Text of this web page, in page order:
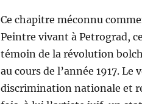
Ce chapitre méconnu
Peintre vivant à Petrograd,
témoin de la révolution
au cours de l’année 1917.
discrimination nationale et